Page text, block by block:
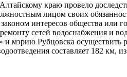
краю провело
лицом своих
интересов общества или
сетей водоснабжения и
мэрию Рубцовска осуществить
составляет 182 км,